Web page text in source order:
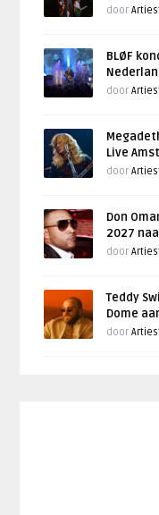
door
BLØF
door
Live
door
Don
2027
door
Teddy
Dome
door